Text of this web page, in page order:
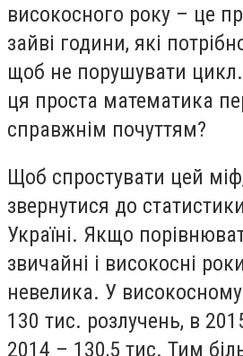
високосного року – це
зайві години, які
щоб не порушувати
ця проста математика
справжнім почуттям?
Щоб спростувати цей
звернутися до
Україні. Якщо
звичайні і високосні
невелика. У
130 тис. розлучень, в
2014 – 130,5 тис. Тим